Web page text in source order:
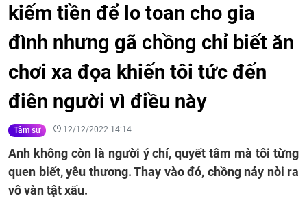
kiếm tiền để lo toan cho gia
đình nhưng gã chồng chỉ biết ăn
chơi xa đọa khiến tôi tức đến
điên người vì điều này
Tâm sự 12/12/2022 14:14
Anh không còn là người ý chí, quyết tâm mà tôi từng
quen biết, yêu thương. Thay vào đó, chồng nảy nòi ra
vô vàn tật xấu.